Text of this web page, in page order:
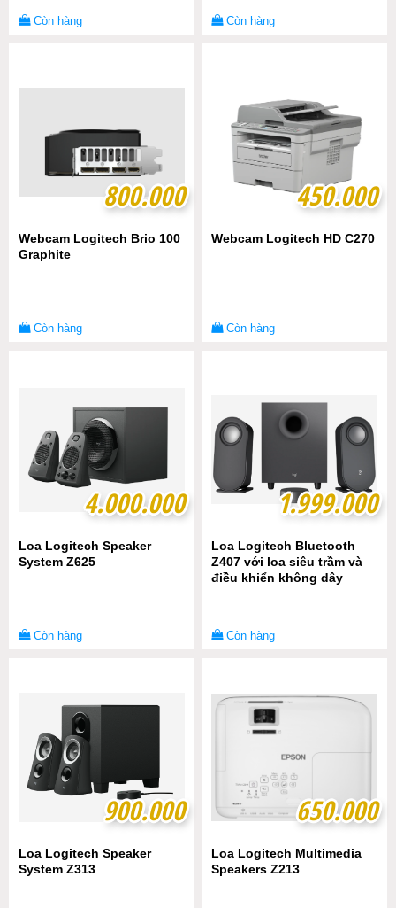
Còn hàng Còn hàng
800.000
800.000
Webcam Logitech Brio 100
Graphite
Còn hàng
450.000
450.000
Webcam Logitech HD C270
Còn hàng
4.000.000
4.000.000
Loa Logitech Speaker
System Z625
Còn hàng
1.999.000
1.999.000
Loa Logitech Bluetooth
Z407 với loa siêu trầm và
điều khiển không dây
Còn hàng
900.000
900.000
Loa Logitech Speaker
System Z313
650.000
650.000
Loa Logitech Multimedia
Speakers Z213